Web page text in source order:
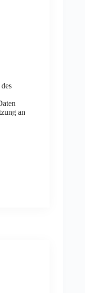
an